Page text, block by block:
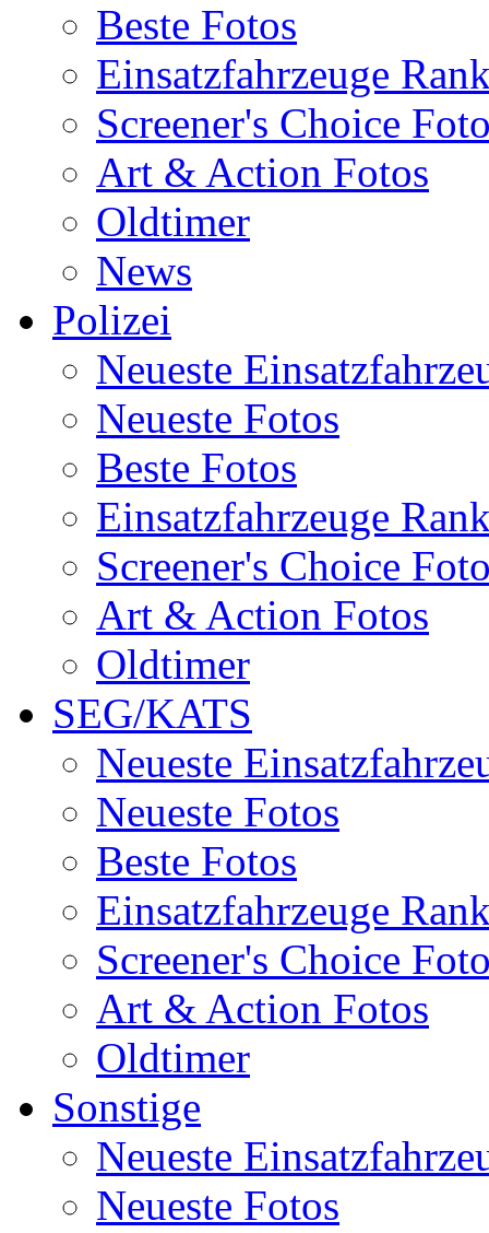
Beste Fotos
Einsatzfahrzeuge
Screener's Choice
Art & Action Fotos
Oldtimer
News
Polizei
Neueste
Neueste Fotos
Beste Fotos
Einsatzfahrzeuge
Screener's Choice
Art & Action Fotos
Oldtimer
SEG/KATS
Neueste
Neueste Fotos
Beste Fotos
Einsatzfahrzeuge
Screener's Choice
Art & Action Fotos
Oldtimer
Sonstige
Neueste
Neueste Fotos